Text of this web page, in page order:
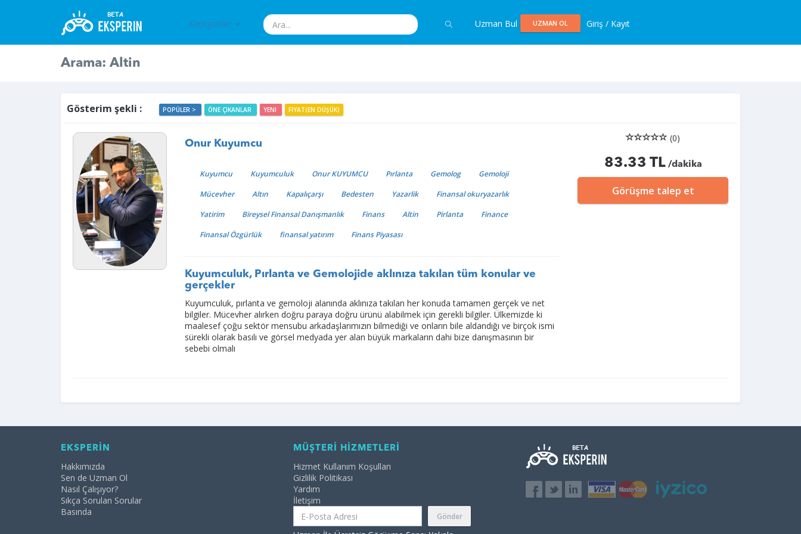
Kategoriler Uzman Bul UZMAN OL Giriş / Kayıt
Arama: Altin
Gösterim şekli : POPÜLER > ÖNE ÇIKANLAR YENI FIYAT(EN DÜŞÜK)
Onur Kuyumcu
Kuyumcu Kuyumculuk Onur KUYUMCU Pırlanta Gemolog
Gemoloji
Mücevher
Altın Kapalıçarşı Bedesten Yazarlik
Finansal okuryazarlık
Yatirim
Bireysel Finansal Danışmanlık Finans Altin Pirlanta
Finance
Finansal Özgürlük
finansal yatırım Finans Piyasası
Kuyumculuk, Pırlanta ve Gemolojide aklınıza takılan tüm konular ve
gerçekler
Kuyumculuk, pırlanta ve gemoloji alanında aklınıza takılan her konuda tamamen gerçek ve net
bilgiler. Mücevher alırken doğru paraya doğru ürünü alabilmek için gerekli bilgiler. Ülkemizde ki
maalesef çoğu sektör mensubu arkadaşlarımızın bilmediği ve onların bile aldandığı ve birçok ismi
sürekli olarak basılı ve görsel medyada yer alan büyük markaların dahi bize danışmasının bir
sebebi olmalı
(0)
83.33 TL/dakika
Görüşme talep et
EKSPERİN
Hakkımızda
Sen de Uzman Ol
Nasıl Çalışıyor?
Sıkça Sorulan Sorular
Basında
MÜŞTERİ HİZMETLERİ
Hizmet Kullanım Koşulları
Gizlilik Politikası
Yardım
İletişim
Gönder